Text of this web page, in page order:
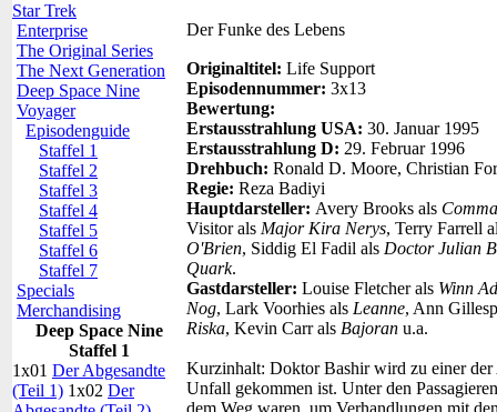
Star Trek
Enterprise
The Original Series
The Next Generation
Deep Space Nine
Voyager
Episodenguide
Staffel 1
Staffel 2
Staffel 3
Staffel 4
Staffel 5
Staffel 6
Staffel 7
Specials
Merchandising
Deep Space Nine
Staffel 1
1x01 Der Abgesandte
(Teil 1) 1x02 Der
Der Funke des Lebens
Originaltitel: Life Support
Episodennummer: 3x13
Bewertung:
Erstausstrahlung USA: 30. Januar 1995
Erstausstrahlung D: 29. Februar 1996
Drehbuch: Ronald D. Moore, Christian
Regie: Reza Badiyi
Hauptdarsteller: Avery Brooks als
Visitor als Major Kira Nerys, Terry Farrell
O'Brien, Siddig El Fadil als Doctor Julian
Quark.
Gastdarsteller: Louise Fletcher als Winn
Nog, Lark Voorhies als Leanne, Ann
Riska, Kevin Carr als Bajoran u.a.
Kurzinhalt: Doktor Bashir wird zu einer der
Unfall gekommen ist. Unter den
dem Weg waren, um Verhandlungen mit